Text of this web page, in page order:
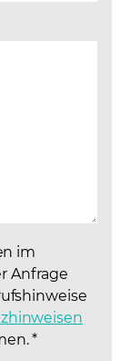
im
Anfrage
*